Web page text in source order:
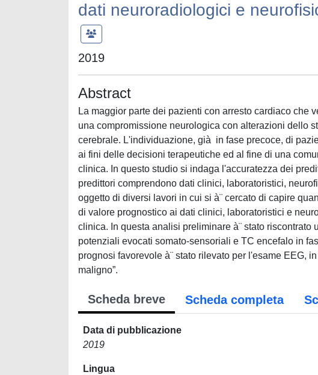
dati neuroradiologici e
2019
Abstract
La maggior parte dei pazienti con arresto cardiaco che
una compromissione neurologica con alterazioni dello
cerebrale. L'individuazione, già in fase precoce, di
ai fini delle decisioni terapeutiche ed al fine di una
clinica. In questo studio si indaga l'accuratezza dei
predittori comprendono dati clinici, laboratoristici,
oggetto di diversi lavori in cui si à¨ cercato di capire
di valore prognostico ai dati clinici, laboratoristici e
clinica. In questa analisi preliminare à¨ stato
potenziali evocati somato-sensoriali e TC encefalo in
prognosi favorevole à¨ stato rilevato per l'esame EEG,
maligno”.
Scheda breve Scheda completa
Data di pubblicazione
2019
Lingua